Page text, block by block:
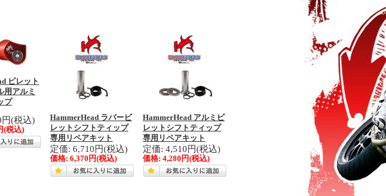
ビレット
用アルミ
プ
円(税込)
(税込)
HammerHead ラバービ
レットシフトティップ
専用リペアキット
定価: 6,710円(税込)
価格:6,370円(税込)
HammerHead アルミビ
レットシフトティップ
専用リペアキット
定価: 4,510円(税込)
価格:4,280円(税込)